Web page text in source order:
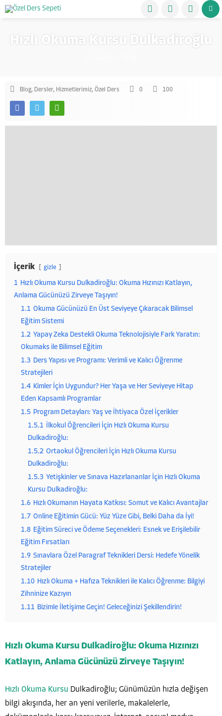
Hızlı Okuma Kursu Dulkadiroğlu
Blog, Dersler, Hizmetlerimiz, Özel Ders 0 100
İçerik gizle
1 Hızlı Okuma Kursu Dulkadiroğlu: Okuma Hızınızı Katlayın,
Anlama Gücünüzü Zirveye Taşıyın!
1.1 Okuma Gücünüzü En Üst Seviyeye Çıkaracak Bilimsel
Eğitim Sistemi
1.2 Yapay Zeka Destekli Okuma Teknolojisiyle Fark Yaratın:
Okumaks ile Bilimsel Eğitim
1.3 Ders Yapısı ve Programı: Verimli ve Kalıcı Öğrenme
Stratejileri
1.4 Kimler İçin Uygundur? Her Yaşa ve Her Seviyeye Hitap
Eden Kapsamlı Programlar
1.5 Program Detayları: Yaş ve İhtiyaca Özel İçerikler
1.5.1
İlkokul Öğrencileri İçin Hızlı Okuma Kursu
Dulkadiroğlu:
1.5.2 Ortaokul Öğrencileri İçin Hızlı Okuma Kursu
Dulkadiroğlu:
1.5.3 Yetişkinler ve Sınava Hazırlananlar İçin Hızlı Okuma
Kursu Dulkadiroğlu:
1.6 Hızlı Okumanın Hayata Katkısı: Somut ve Kalıcı Avantajlar
1.7 Online Eğitimin Gücü: Yüz Yüze Gibi, Belki Daha da İyi!
1.8 Eğitim Süreci ve Ödeme Seçenekleri: Esnek ve Erişilebilir
Eğitim Fırsatları
1.9 Sınavlara Özel Paragraf Teknikleri Dersi: Hedefe Yönelik
Stratejiler
1.10 Hızlı Okuma + Hafıza Teknikleri ile Kalıcı Öğrenme: Bilgiyi
Zihninize Kazıyın
1.11 Bizimle İletişime Geçin! Geleceğinizi Şekillendirin!
Hızlı Okuma Kursu Dulkadiroğlu: Okuma Hızınızı
Katlayın, Anlama Gücünüzü Zirveye Taşıyın!
Hızlı Okuma Kursu Dulkadiroğlu; Günümüzün hızla değişen
bilgi akışında, her an yeni verilerle, makalelerle,